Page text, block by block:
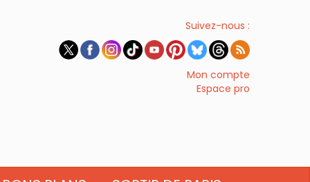
Suivez-nous :
Mon compte
Espace pro